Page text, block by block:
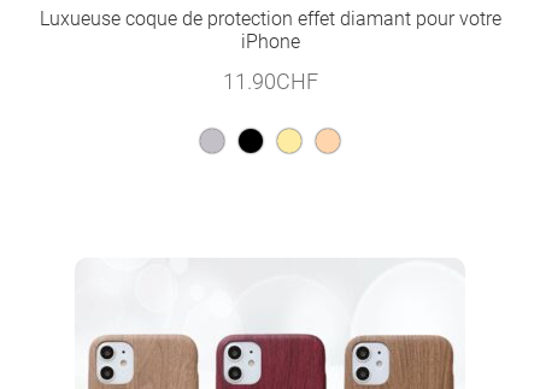
Luxueuse coque de protection effet diamant pour votre
iPhone
11.90CHF